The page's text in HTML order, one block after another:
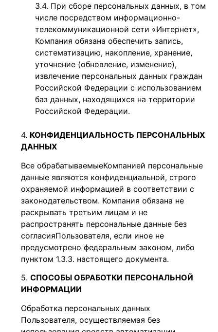
При сборе персональных данных, в том
числе посредством информационно-
телекоммуникационной сети «Интернет»,
Компания обязана обеспечить запись,
систематизацию, накопление, хранение,
уточнение (обновление, изменение),
извлечение персональных данных граждан
Российской Федерации с использованием
баз данных, находящихся на территории
Российской Федерации.
КОНФИДЕНЦИАЛЬНОСТЬ ПЕРСОНАЛЬНЫХ
ДАННЫХ
Все обрабатываемыеКомпанией персональные
данные являются конфиденциальной, строго
охраняемой информацией в соответствии с
законодательством. Компания обязана не
раскрывать третьим лицам и не
распространять персональные данные без
согласияПользователя, если иное не
предусмотрено федеральным законом, либо
пунктом 1.3.3. настоящего документа.
СПОСОБЫ ОБРАБОТКИ ПЕРСОНАЛЬНОЙ
ИНФОРМАЦИИ
Обработка персональных данных
Пользователя, осуществляемая без